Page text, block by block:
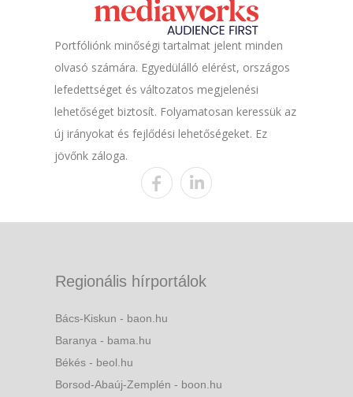
Portfóliónk minőségi tartalmat jelent minden
olvasó számára. Egyedülálló elérést, országos
lefedettséget és változatos megjelenési
lehetőséget biztosít. Folyamatosan keressük az
új irányokat és fejlődési lehetőségeket. Ez
jövőnk záloga.
Regionális hírportálok
Bács-Kiskun - baon.hu
Baranya - bama.hu
Békés - beol.hu
Borsod-Abaúj-Zemplén - boon.hu